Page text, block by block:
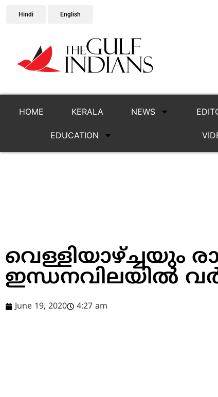
Hindi English
HOME KERALA NEWS
EDUCATION
വെള്ളിയാഴ്ച്ചയും
ഇന്ധനവിലയില്‍
June 19, 2020 4:27 am